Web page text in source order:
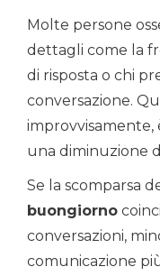
Molte persone
dettagli come la
di risposta o chi
conversazione.
una diminuzione
Se la scomparsa
buongiorno
conversazioni,
comunicazione